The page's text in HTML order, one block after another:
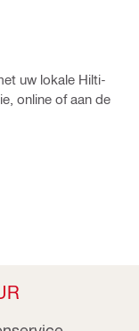
uw lokale Hilti-
online of aan de